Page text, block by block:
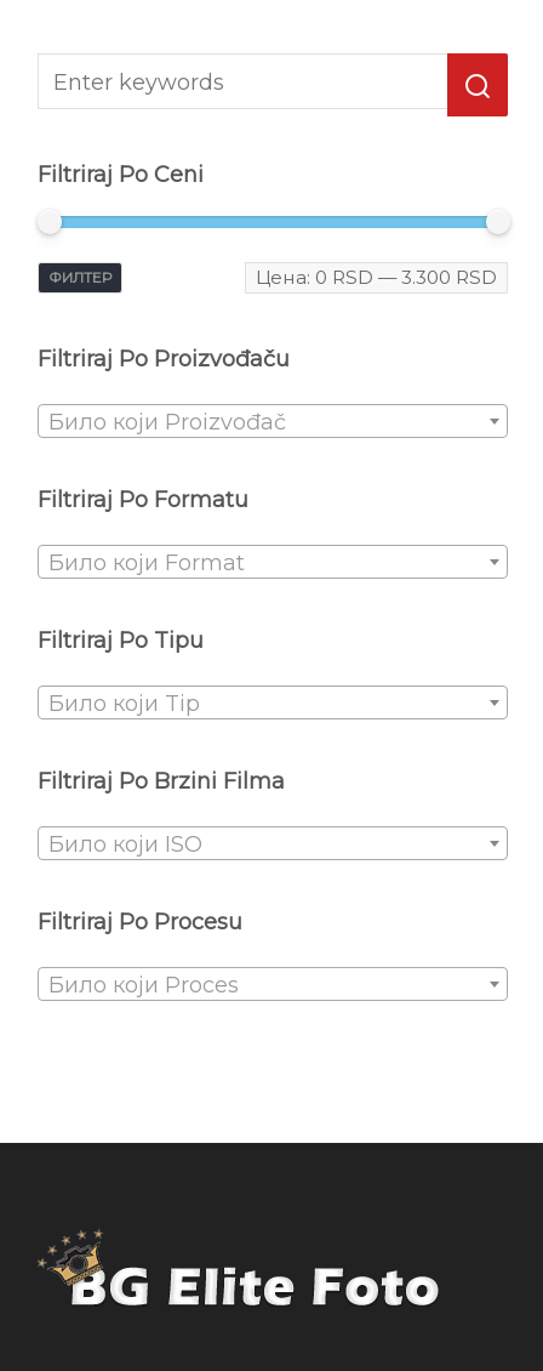
Filtriraj Po Ceni
ФИЛТЕР Цена: 0 RSD —3.300 RSD
Filtriraj Po Proizvođaču
Било који Proizvođač
Filtriraj Po Formatu
Било који Format
Filtriraj Po Tipu
Било који Tip
Filtriraj Po Brzini Filma
Било који ISO
Filtriraj Po Procesu
Било који Proces